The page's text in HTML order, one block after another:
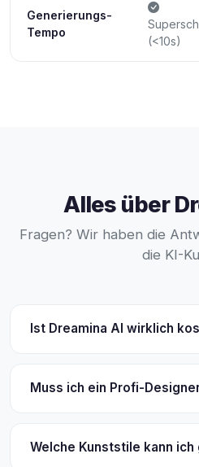
Generierungs-
Tempo
(<10s)
Alles über
Fragen? Wir haben die
die KI-
Ist Dreamina AI wirklich
Credits für alle Nutzer. Es gibt
Muss ich ein Profi-
versteht Alltagssprache. Sie
Welche Kunststile kann ich